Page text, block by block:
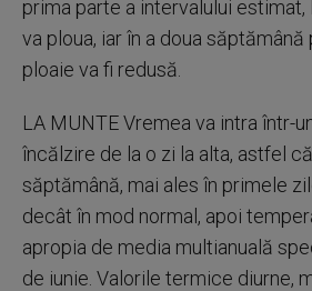
prima parte a intervalului
va ploua, iar în a doua
ploaie va fi redusă.
LA MUNTE Vremea va intra într-
încălzire de la o zi la alta, astfel
săptămână, mai ales în primele
decât în mod normal, apoi
apropia de media multianuală
de iunie. Valorile termice diurne,